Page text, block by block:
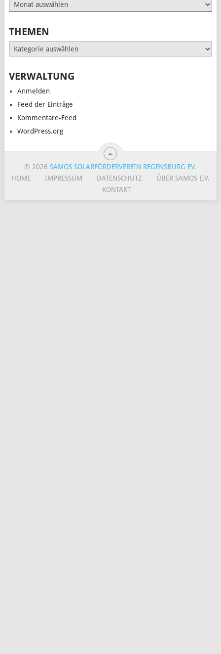
Archive
THEMEN
Themen
VERWALTUNG
Anmelden
Feed der Einträge
Kommentare-Feed
WordPress.org
© 2026SAMOS SOLARFÖRDERVEREIN REGENSBURG EV.
HOME
IMPRESSUM DATENSCHUTZ
ÜBER SAMOS E.V.
KONTAKT